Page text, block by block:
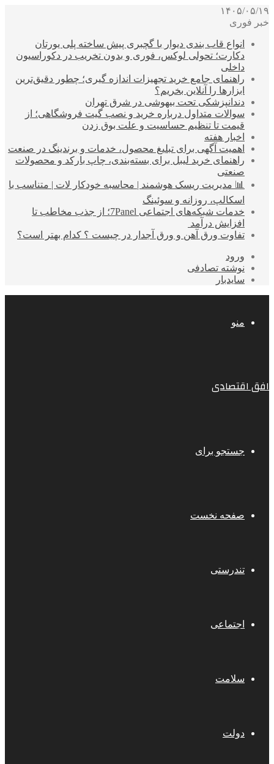
۱۴۰۵/۰۵/۱۹
خبر فوری
انواع قاب بندی دیوار با گچبری پیش ساخته پلی یورتان
دکارت؛ تحولی لوکس، فوری و بدون تخریب در دکوراسیون
داخلی
راهنمای جامع خرید تجهیزات اندازه گیری؛ چطور دقیق‌ترین
ابزارها را آنلاین بخریم؟
دندانپزشکی تحت بیهوشی در شرق تهران
سوالات متداول درباره خرید و نصب گیت فروشگاهی؛ از
قیمت تا تنظیم حساسیت و علت بوق زدن
اخبار هفته
اهمیت آگهی برای تبلیغ محصول، خدمات و برندینگ در صنعت
راهنمای خرید لیبل برای بسته‌بندی، چاپ بارکد و محصولات
صنعتی
📊 مدیریت ریسک هوشمند | محاسبه خودکار لات | متناسب با
اسکالپ، روزانه و سوئینگ
خدمات شبکه‌های اجتماعی 7Panel؛ از جذب مخاطب تا
افزایش درآمد
تفاوت ورق آهن و ورق آجدار در چیست ؟ کدام بهتر است؟
ورود
نوشته تصادفی
سایدبار
منو
افق اقتصادی
جستجو برای
صفحه نخست
تندرستی
اجتماعی
سلامت
دولت